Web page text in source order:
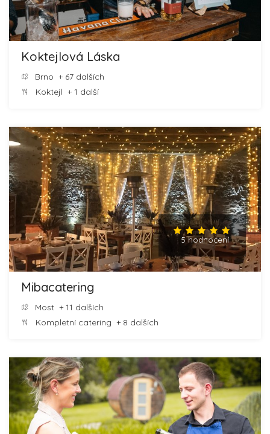
Koktejlová Láska
Brno + 67 dalších
Koktejl + 1 další
5 hodnocení
Mibacatering
Most + 11 dalších
Kompletní catering + 8 dalších